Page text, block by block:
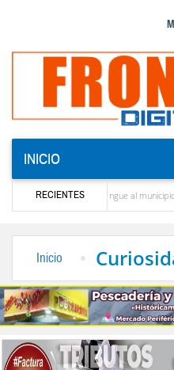
INICIO
RECIENTES
CIEPROL-ULA distingue al municipio
Inicio